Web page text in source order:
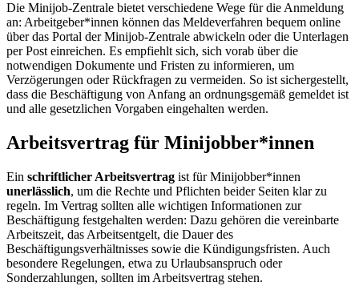
Die Minijob-Zentrale bietet verschiedene Wege für die Anmeldung
an: Arbeitgeber*innen können das Meldeverfahren bequem online
über das Portal der Minijob-Zentrale abwickeln oder die Unterlagen
per Post einreichen. Es empfiehlt sich, sich vorab über die
notwendigen Dokumente und Fristen zu informieren, um
Verzögerungen oder Rückfragen zu vermeiden. So ist sichergestellt,
dass die Beschäftigung von Anfang an ordnungsgemäß gemeldet ist
und alle gesetzlichen Vorgaben eingehalten werden.
Arbeitsvertrag für Minijobber*innen
Ein schriftlicher Arbeitsvertrag ist für Minijobber*innen
unerlässlich, um die Rechte und Pflichten beider Seiten klar zu
regeln. Im Vertrag sollten alle wichtigen Informationen zur
Beschäftigung festgehalten werden: Dazu gehören die vereinbarte
Arbeitszeit, das Arbeitsentgelt, die Dauer des
Beschäftigungsverhältnisses sowie die Kündigungsfristen. Auch
besondere Regelungen, etwa zu Urlaubsanspruch oder
Sonderzahlungen, sollten im Arbeitsvertrag stehen.